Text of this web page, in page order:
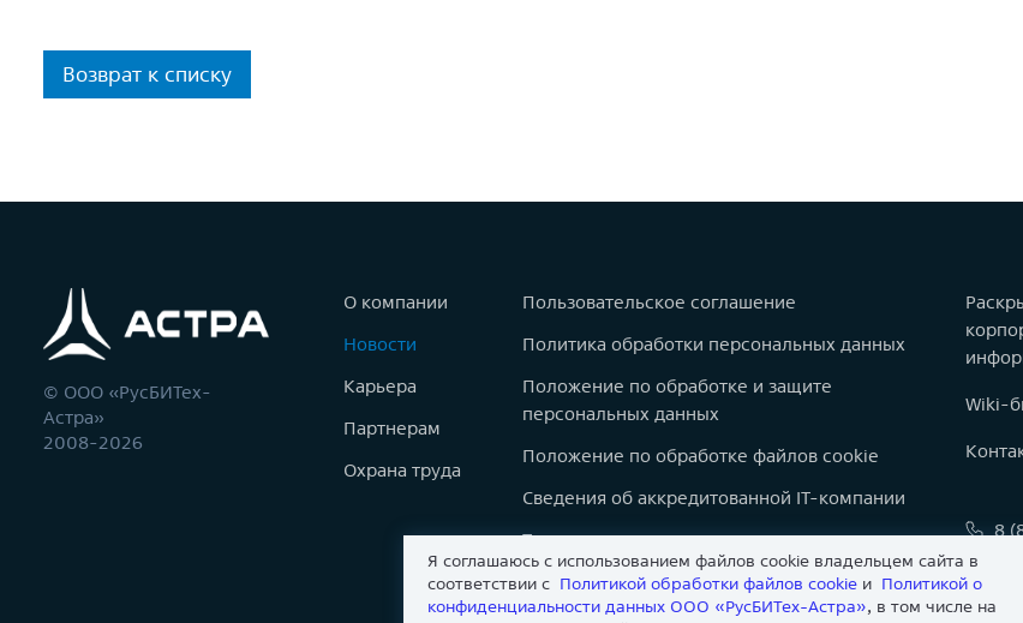
Возврат к списку
© ООО «РусБИТех-
Астра»
2008-2026
О компании
Новости
Карьера
Партнерам
Охрана труда
Пользовательское соглашение
Политика обработки персональных данных
Положение по обработке и защите
персональных данных
Положение по обработке файлов cookie
Сведения об аккредитованной IT-компании
Товарные знаки
Карта сайта
Wiki-
8
Я соглашаюсь с использованием файлов cookie владельцем сайта в
соответствии с Политикой обработки файлов сookie и Политикой о
конфиденциальности данных ООО «РусБИТех-Астра», в том числе на